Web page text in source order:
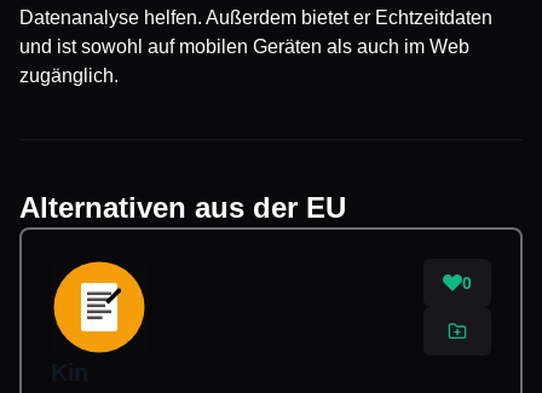
Datenanalyse helfen. Außerdem bietet er Echtzeitdaten
und ist sowohl auf mobilen Geräten als auch im Web
zugänglich.
Alternativen aus der EU
0
Kin